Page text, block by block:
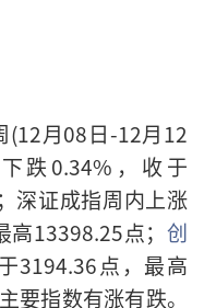
(12月08日-12月12
跌0.34%，收于
深证成指周内上涨
13398.25点； 创
3194.36点，最高
要指数有涨有跌。